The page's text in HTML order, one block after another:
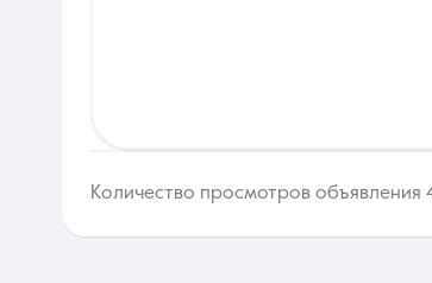
Количество просмотров объявления